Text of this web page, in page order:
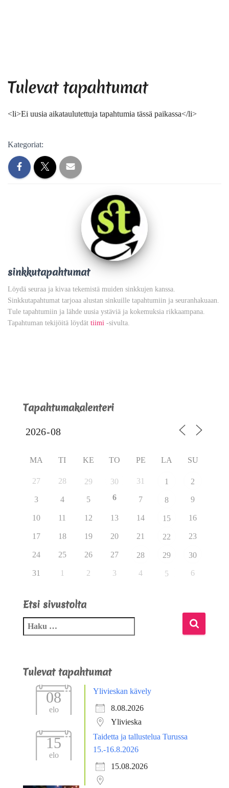
Tulevat tapahtumat
<li>Ei uusia aikataulutettuja tapahtumia tässä paikassa</li>
Kategoriat:
sinkkutapahtumat
Löydä seuraa ja kivaa tekemistä muiden sinkkujen kanssa.
Sinkkutapahtumat tarjoaa alustan sinkuille tapahtumiin ja seuranhakuaan.
Tule tapahtumiin ja lähde uusia ystäviä ja kokemuksia rikkaampana.
Tapahtuman tekijöitä löydät tiimi -sivulta.
Tapahtumakalenteri
MA TI KE TO PE LA SU
27 28 29 30 31 1 2
3 4 5 6 7 8 9
10 11 12 13 14 15 16
17 18 19 20 21 22 23
24 25 26 27 28 29 30
31 1 2 3 4 5 6
Etsi sivustolta
Tulevat tapahtumat
08
elo
Ylivieskan kävely
8.08.2026
Ylivieska
15
elo
Taidetta ja tallustelua Turussa
15.-16.8.2026
15.08.2026